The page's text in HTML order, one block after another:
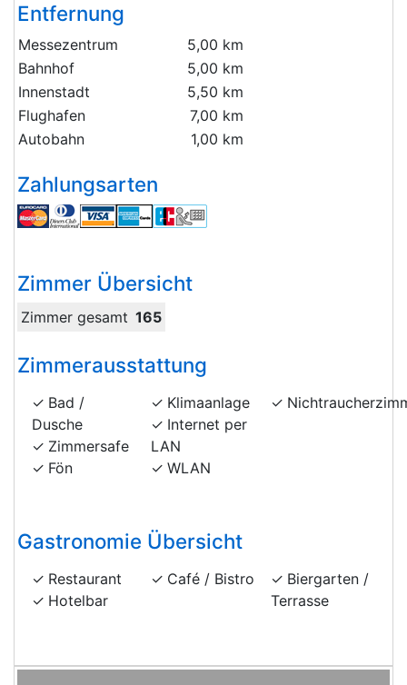
Entfernung
Messezentrum
5,00 km
Bahnhof
5,00 km
Innenstadt
5,50 km
Flughafen
7,00 km
Autobahn
1,00 km
Zahlungsarten
Zimmer Übersicht
Zimmer gesamt 165
Zimmerausstattung
Bad /
Dusche
Zimmersafe
Fön
Klimaanlage
Internet per
LAN
WLAN
Gastronomie Übersicht
Restaurant
Hotelbar
Café / Bistro
Biergarten /
Terrasse